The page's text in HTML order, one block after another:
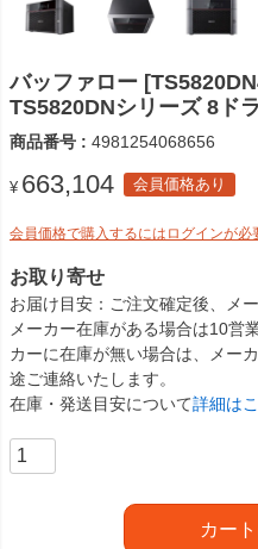
バッファロー
TS5820DNシリーズ 8ド
商品番号 4981254068656
¥ 663,104 会員価格あり
会員価格で購入するにはログインが必
お取り寄せ
お届け目安
ご注文確定後、メ
メーカー在庫がある場合は10営
カーに在庫が無い場合は、メー
途ご連絡いたします。
在庫・発送目安について詳細は
カー